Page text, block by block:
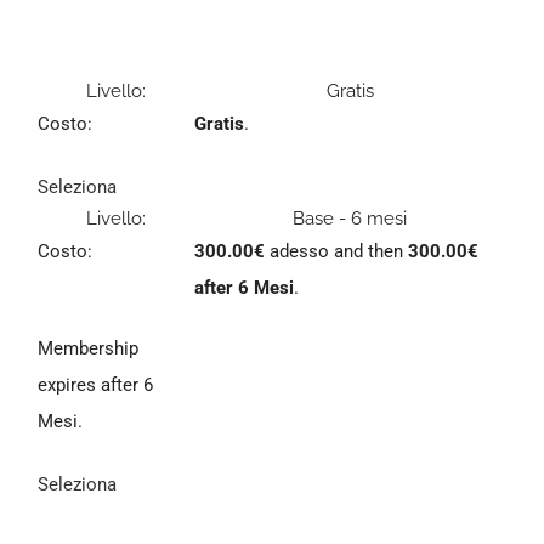
Gratis
Gratis.
Seleziona
Base - 6 mesi
300.00€ adesso and then 300.00€
after 6 Mesi.
Membership
expires after 6
Mesi.
Seleziona